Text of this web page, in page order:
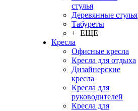
стулья
Деревянные стулья
Табуреты
+ ЕЩЕ
Кресла
Офисные кресла
Кресла для отдыха
Дизайнерские
кресла
Кресла для
руководителей
Кресла для